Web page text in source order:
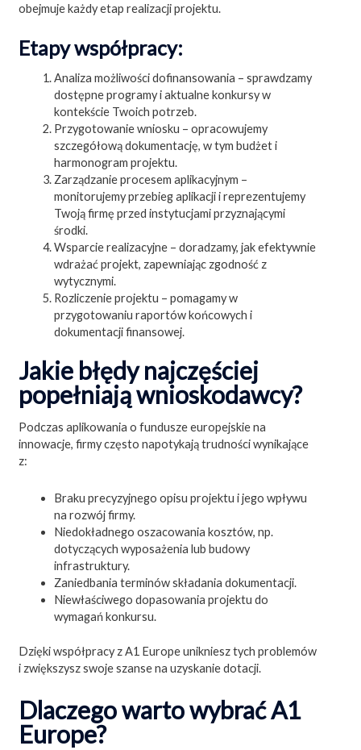
obejmuje każdy etap realizacji projektu.
Etapy współpracy:
Analiza możliwości dofinansowania – sprawdzamy
dostępne programy i aktualne konkursy w
kontekście Twoich potrzeb.
Przygotowanie wniosku – opracowujemy
szczegółową dokumentację, w tym budżet i
harmonogram projektu.
Zarządzanie procesem aplikacyjnym –
monitorujemy przebieg aplikacji i reprezentujemy
Twoją firmę przed instytucjami przyznającymi
środki.
Wsparcie realizacyjne – doradzamy, jak efektywnie
wdrażać projekt, zapewniając zgodność z
wytycznymi.
Rozliczenie projektu – pomagamy w
przygotowaniu raportów końcowych i
dokumentacji finansowej.
Jakie błędy najczęściej
popełniają wnioskodawcy?
Podczas aplikowania o fundusze europejskie na
innowacje, firmy często napotykają trudności wynikające
z:
Braku precyzyjnego opisu projektu i jego wpływu
na rozwój firmy.
Niedokładnego oszacowania kosztów, np.
dotyczących wyposażenia lub budowy
infrastruktury.
Zaniedbania terminów składania dokumentacji.
Niewłaściwego dopasowania projektu do
wymagań konkursu.
Dzięki współpracy z A1 Europe unikniesz tych problemów
i zwiększysz swoje szanse na uzyskanie dotacji.
Dlaczego warto wybrać A1
Europe?